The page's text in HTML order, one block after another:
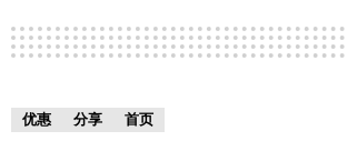
优惠 分享 首页